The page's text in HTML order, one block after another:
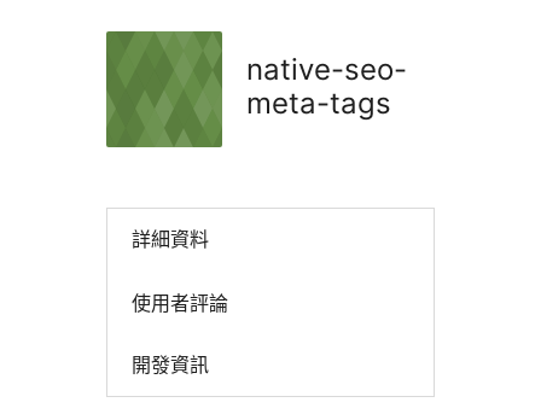
native-seo-
meta-tags
詳細資料
使用者評論
開發資訊